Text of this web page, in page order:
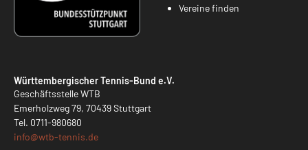
Vereine finden
Württembergischer Tennis-Bund e.V.
Geschäftsstelle WTB
Emerholzweg 79, 70439 Stuttgart
Tel. 0711-980680
info@wtb-tennis.de